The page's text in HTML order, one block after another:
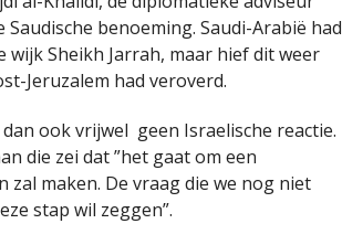
benoeming. Saudi-Arabië had
wijk Sheikh Jarrah, maar hief dit weer
Jeruzalem had veroverd.
ook vrijwel geen Israelische reactie.
die zei dat ”het gaat om een
maken. De vraag die we nog niet
stap wil zeggen”.